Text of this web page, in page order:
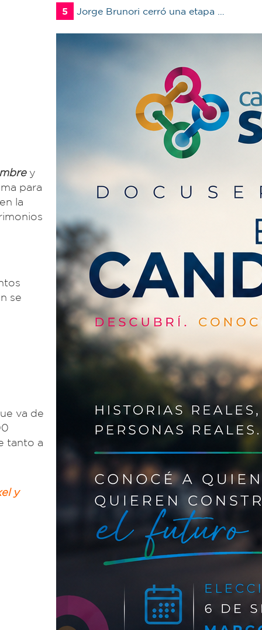
y
para
la
se
va de
tanto a
y
5
Jorge Brunori cerró una etapa de 41 años en el INTA: “Me voy de mi casa para irme a mi casa”